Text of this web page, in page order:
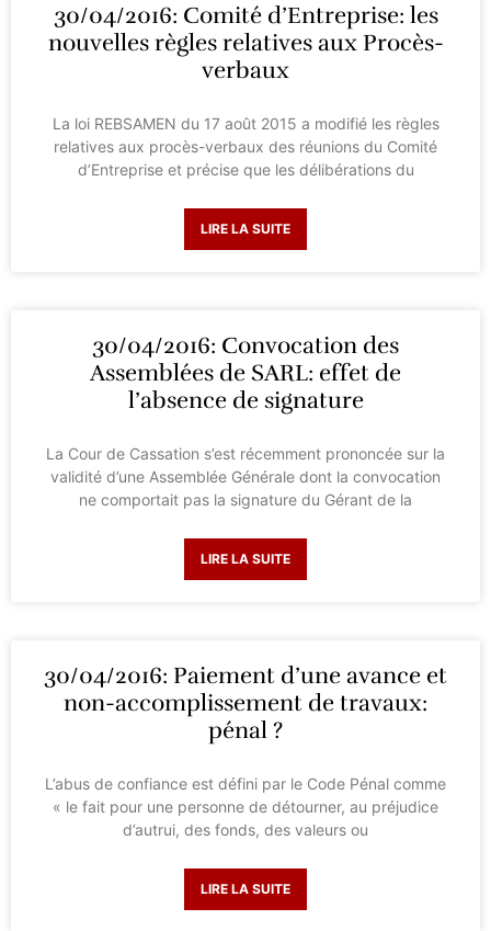
30/04/2016: Comité d’Entreprise: les
nouvelles règles relatives aux Procès-
verbaux
La loi REBSAMEN du 17 août 2015 a modifié les règles
relatives aux procès-verbaux des réunions du Comité
d’Entreprise et précise que les délibérations du
LIRE LA SUITE
30/04/2016: Convocation des
Assemblées de SARL: effet de
l’absence de signature
La Cour de Cassation s’est récemment prononcée sur la
validité d’une Assemblée Générale dont la convocation
ne comportait pas la signature du Gérant de la
LIRE LA SUITE
30/04/2016: Paiement d’une avance et
non-accomplissement de travaux:
pénal ?
L’abus de confiance est défini par le Code Pénal comme
« le fait pour une personne de détourner, au préjudice
d’autrui, des fonds, des valeurs ou
LIRE LA SUITE